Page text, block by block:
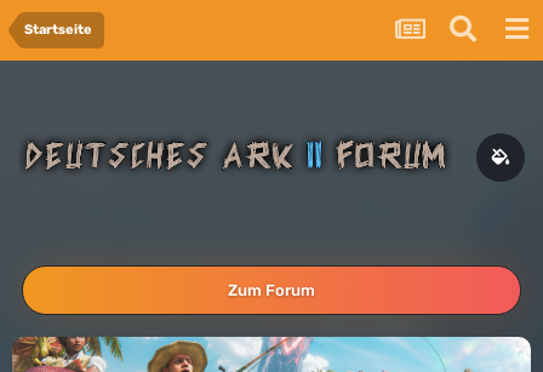
Startseite
Zum Forum